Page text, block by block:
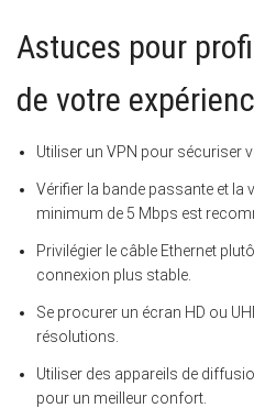
Astuces pour
de votre
Utiliser un VPN pour sécuriser
Vérifier la bande passante et la
minimum de 5 Mbps est
Privilégier le câble Ethernet
connexion plus stable.
Se procurer un écran HD ou
résolutions.
Utiliser des appareils de
pour un meilleur confort.